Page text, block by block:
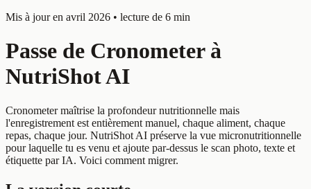
Mis à jour en avril 2026 • lecture de 6 min
Passe de Cronometer à
NutriShot AI
Cronometer maîtrise la profondeur nutritionnelle mais
l'enregistrement est entièrement manuel, chaque aliment, chaque
repas, chaque jour. NutriShot AI préserve la vue micronutritionnelle
pour laquelle tu es venu et ajoute par-dessus le scan photo, texte et
étiquette par IA. Voici comment migrer.